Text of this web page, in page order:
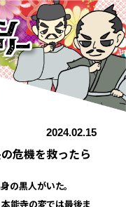
2024.02.15
危機を救ったら
の黒人がいた。
本能寺の変では最後ま